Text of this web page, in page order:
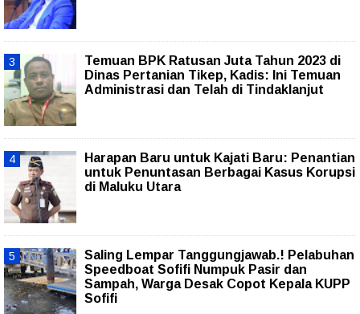
Temuan BPK Ratusan Juta Tahun 2023 di
Dinas Pertanian Tikep, Kadis: Ini Temuan
Administrasi dan Telah di Tindaklanjut
Harapan Baru untuk Kajati Baru: Penantian
untuk Penuntasan Berbagai Kasus Korupsi
di Maluku Utara
Saling Lempar Tanggungjawab.! Pelabuhan
Speedboat Sofifi Numpuk Pasir dan
Sampah, Warga Desak Copot Kepala KUPP
Sofifi